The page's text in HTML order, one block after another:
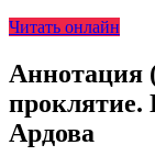
Читать онлайн
Аннотация
проклятие.
Ардова